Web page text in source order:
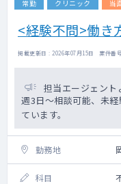
常勤 クリニック 当
<経験不問>働き
掲載更新日 : 2026年07月15日 案件番
担当エージェント
週3日～相談可能、未
ています。
勤務地
科目